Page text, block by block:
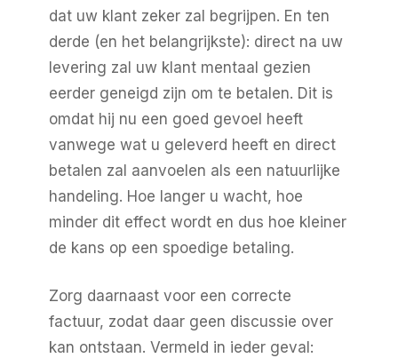
dat uw klant zeker zal begrijpen. En ten
derde (en het belangrijkste): direct na uw
levering zal uw klant mentaal gezien
eerder geneigd zijn om te betalen. Dit is
omdat hij nu een goed gevoel heeft
vanwege wat u geleverd heeft en direct
betalen zal aanvoelen als een natuurlijke
handeling. Hoe langer u wacht, hoe
minder dit effect wordt en dus hoe kleiner
de kans op een spoedige betaling.
Zorg daarnaast voor een correcte
factuur, zodat daar geen discussie over
kan ontstaan. Vermeld in ieder geval: